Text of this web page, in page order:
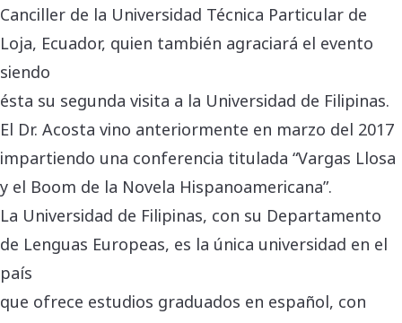
Canciller de la Universidad Técnica Particular de
Loja, Ecuador, quien también agraciará el evento
siendo
ésta su segunda visita a la Universidad de Filipinas.
El Dr. Acosta vino anteriormente en marzo del 2017
impartiendo una conferencia titulada “Vargas Llosa
y el Boom de la Novela Hispanoamericana”.
La Universidad de Filipinas, con su Departamento
de Lenguas Europeas, es la única universidad en el
país
que ofrece estudios graduados en español, con